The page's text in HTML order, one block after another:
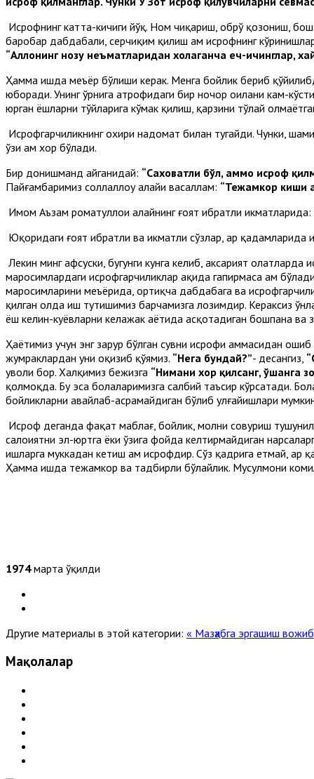
Исрофнинг катта-кичиги йўқ. Ном чиқариш, обрў қозониш,
баробар дабдабали, серчиқим қилиш ҳам исрофнинг
“Аллоҳнинг нозу неъматларидан хоҳлаганча еч-ичинглар,
Ҳамма ишда меъёр бўлиши керак. Менга бойлик бериб
юборади. Унинг ўрнига атрофидаги бир ночор оилани кам-
юрган ёшларни тўйларига кўмак қилиш, қарзини тўлай
Исрофгарчиликнинг охири надомат билан тугайди. Чунки,
ўзи ҳам хор бўлади.
Бир донишманд айганидай: “Саховатли бўл, аммо исроф
Пайғамбаримиз соллаллоҳу алайҳи васаллам: “Тежамкор киши
Имом Аъзам роҳматуллоҳи алайҳнинг ғоят ибратли ҳикматларида:
Юқоридаги ғоят ибратли ва ҳикматли сўзлар, ҳар
Лекин минг афсуски, бугунги кунга келиб, аксарият
маросимлардаги исрофгарчиликлар ҳақида гапирмаса ҳам
маросимларини меъёрида, ортиқча дабдабага ва
қилган ҳолда иш тутишимиз барчамизга лозимдир. Кераксиз
ёш келин-куёвларни келажак ҳаётида асқотадиган бошпана
Ҳаётимиз учун энг зарур бўлган сувни исрофи ҳаммасидан
жумраклардан уни оқизиб қўямиз. “Нега бундай?”- десангиз,
уволи бор. Халқимиз бежизга “Нимани хор қилсанг, ўшанга
қолмоқда. Бу эса болаларимизга салбий таъсир кўрсатади.
бойликларни авайлаб-асрамайдиган бўлиб улғайишлари
Исроф деганда фақат маблағ, бойлик, молни совуриш
салоҳиятни эл-юртга ёки ўзига фойда келтирмайдиган
ишларга муккадан кетиш ҳам исрофдир. Сўз қадрига етмай, ҳар
Ҳамма ишда тежамкор ва тадбирли бўлайлик. Мусулмони
1974марта ўқилди
Другие материалы в этой категории: « Мазҳабга эргашиш
Мақолалар